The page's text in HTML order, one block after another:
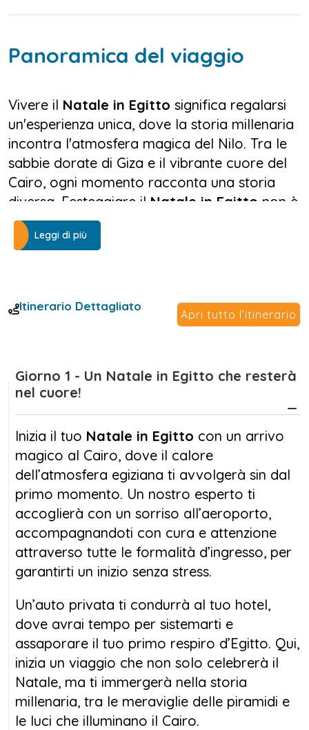
Panoramica del viaggio
Vivere il Natale in Egitto significa regalarsi
un'esperienza unica, dove la storia millenaria
incontra l'atmosfera magica del Nilo. Tra le
sabbie dorate di Giza e il vibrante cuore del
Cairo, ogni momento racconta una storia
diversa. Festeggiare il Natale in Egitto non è
solo visitare le Piramidi o passeggiare nel
bazar di Khan El Khalili: è immergersi nei
Il tuo viaggio inizia tra le meraviglie del Cairo:
dalla Sfinge silenziosa che veglia sui secoli, al
Dopo aver vissuto l'intensità della capitale, ti
aspetta una crociera affascinante lungo il
Nilo, da Assuan a Luxor, tra templi maestosi
come Philae, Kom Ombo ed Edfu. Ogni
tappa è un incontro diretto con la grandezza
dell'antico Egitto.
Durante il tuoNatale in Egitto, scoprirai
paesaggi mozzafiato, storie leggendarie e
tramonti che si specchiano sulle acque calme
del fiume. Sarà un viaggio che unisce cultura,
relax e avventura, con momenti di pura
meraviglia.
Concludi il tuoNatale in Egitto portando a
casa non solo fotografie, ma emozioni
indelebili e un nuovo modo di vedere il
mondo. Perché l’Egitto, soprattutto a Natale,
non si racconta: si vive.
Leggi di più
Itinerario Dettagliato
Apri tutto l’itinerario
Giorno 1 - Un Natale in Egitto che resterà
nel cuore!
Inizia il tuo Natale in Egitto con un arrivo
magico al Cairo, dove il calore
dell’atmosfera egiziana ti avvolgerà sin dal
primo momento. Un nostro esperto ti
accoglierà con un sorriso all’aeroporto,
accompagnandoti con cura e attenzione
attraverso tutte le formalità d’ingresso, per
garantirti un inizio senza stress.
Un’auto privata ti condurrà al tuo hotel,
dove avrai tempo per sistemarti e
assaporare il tuo primo respiro d’Egitto. Qui,
inizia un viaggio che non solo celebrerà il
Natale, ma ti immergerà nella storia
millenaria, tra le meraviglie delle piramidi e
le luci che illuminano il Cairo.